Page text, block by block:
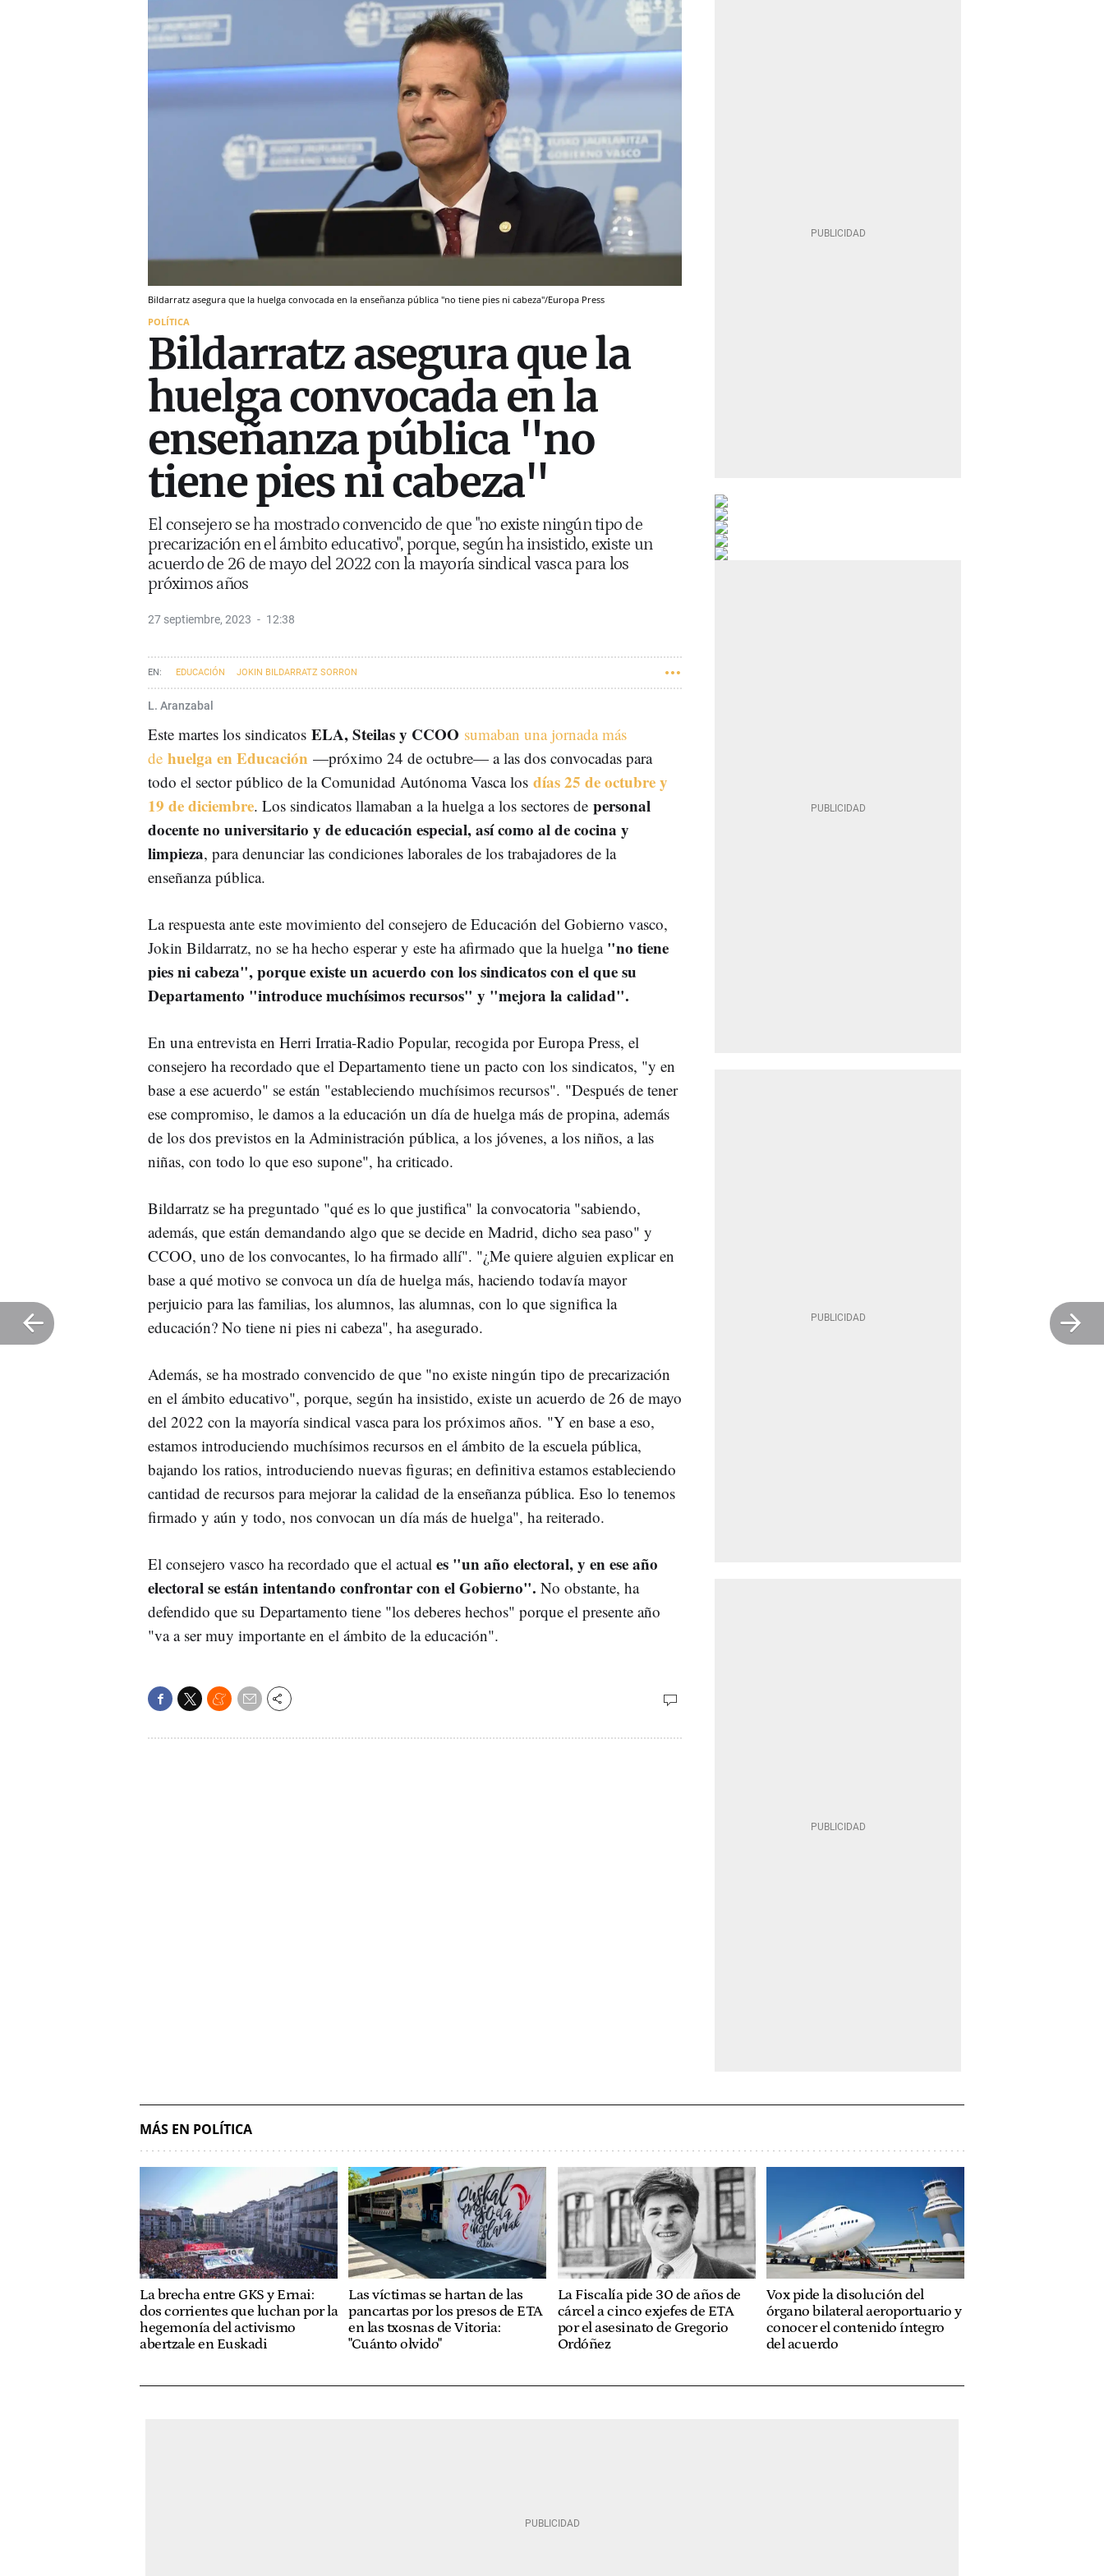
Bildarratz asegura que la huelga convocada en la enseñanza pública "no tiene pies ni cabeza"/Europa Press
POLÍTICA
Bildarratz asegura que la
huelga convocada en la
enseñanza pública "no
tiene pies ni cabeza"
El consejero se ha mostrado convencido de que "no existe ningún tipo de
precarización en el ámbito educativo", porque, según ha insistido, existe un
acuerdo de 26 de mayo del 2022 con la mayoría sindical vasca para los
próximos años
27 septiembre, 2023 12:38
EDUCACIÓN JOKIN BILDARRATZ SORRON
L. Aranzabal
Este martes los sindicatos ELA, Steilas y CCOO sumaban una jornada más
de huelga en Educación —próximo 24 de octubre— a las dos convocadas para
todo el sector público de la Comunidad Autónoma Vasca los días 25 de octubre y
19 de diciembre. Los sindicatos llamaban a la huelga a los sectores de personal
docente no universitario y de educación especial, así como al de cocina y
limpieza, para denunciar las condiciones laborales de los trabajadores de la
enseñanza pública.
La respuesta ante este movimiento del consejero de Educación del Gobierno vasco,
Jokin Bildarratz, no se ha hecho esperar y este ha afirmado que la huelga "no tiene
pies ni cabeza", porque existe un acuerdo con los sindicatos con el que su
Departamento "introduce muchísimos recursos" y "mejora la calidad".
En una entrevista en Herri Irratia-Radio Popular, recogida por Europa Press, el
consejero ha recordado que el Departamento tiene un pacto con los sindicatos, "y en
base a ese acuerdo" se están "estableciendo muchísimos recursos". "Después de tener
ese compromiso, le damos a la educación un día de huelga más de propina, además
de los dos previstos en la Administración pública, a los jóvenes, a los niños, a las
niñas, con todo lo que eso supone", ha criticado.
Bildarratz se ha preguntado "qué es lo que justifica" la convocatoria "sabiendo,
además, que están demandando algo que se decide en Madrid, dicho sea paso" y
CCOO, uno de los convocantes, lo ha firmado allí". "¿Me quiere alguien explicar en
base a qué motivo se convoca un día de huelga más, haciendo todavía mayor
perjuicio para las familias, los alumnos, las alumnas, con lo que significa la
educación? No tiene ni pies ni cabeza", ha asegurado.
Además, se ha mostrado convencido de que "no existe ningún tipo de precarización
en el ámbito educativo", porque, según ha insistido, existe un acuerdo de 26 de mayo
del 2022 con la mayoría sindical vasca para los próximos años. "Y en base a eso,
estamos introduciendo muchísimos recursos en el ámbito de la escuela pública,
bajando los ratios, introduciendo nuevas figuras; en definitiva estamos estableciendo
cantidad de recursos para mejorar la calidad de la enseñanza pública. Eso lo tenemos
firmado y aún y todo, nos convocan un día más de huelga", ha reiterado.
El consejero vasco ha recordado que el actual es "un año electoral, y en ese año
electoral se están intentando confrontar con el Gobierno". No obstante, ha
defendido que su Departamento tiene "los deberes hechos" porque el presente año
"va a ser muy importante en el ámbito de la educación".
MÁS EN POLÍTICA
La brecha entre GKS y Ernai:
dos corrientes que luchan por la
hegemonía del activismo
abertzale en Euskadi
Las víctimas se hartan de las
pancartas por los presos de ETA
en las txosnas de Vitoria:
"Cuánto olvido"
La Fiscalía pide 30 de años de
cárcel a cinco exjefes de ETA
por el asesinato de Gregorio
Ordóñez
Vox pide la disolución del
órgano bilateral aeroportuario y
conocer el contenido íntegro
del acuerdo